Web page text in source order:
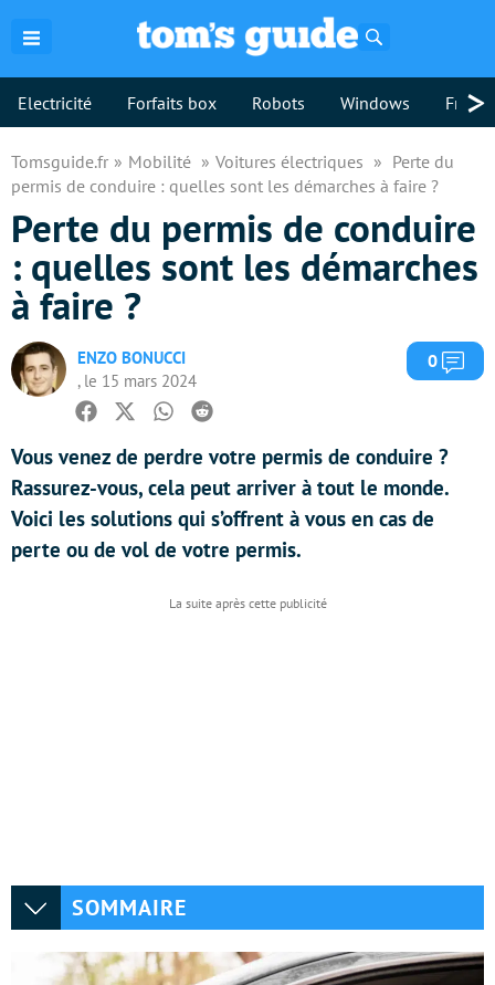
Electricité Forfaits box Robots Windows >
Tomsguide.fr Mobilité Voitures électriques
Perte du
permis de conduire : quelles sont les démarches à faire ?
Perte du permis de conduire
: quelles sont les démarches
à faire ?
ENZO BONUCCI
, le 15 mars 2024
0
Facebook
TwitterWhatsapp
Reddit
Vous venez de perdre votre permis de conduire ?
Rassurez-vous, cela peut arriver à tout le monde.
Voici les solutions qui s’offrent à vous en cas de
perte ou de vol de votre permis.
SOMMAIRE